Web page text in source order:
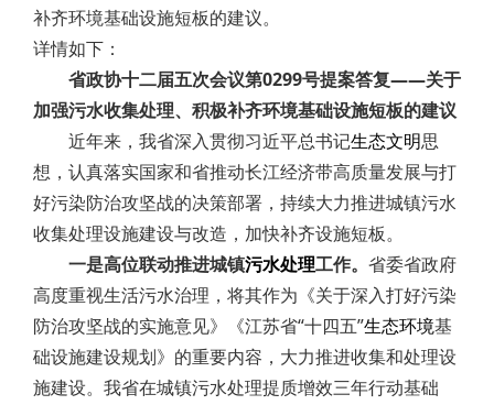
补齐环境基础设施短板的建议。
详情如下：
省政协十二届五次会议第0299号提案答复——关于
加强污水收集处理、积极补齐环境基础设施短板的建议
近年来，我省深入贯彻习近平总书记生态文明思
想，认真落实国家和省推动长江经济带高质量发展与打
好污染防治攻坚战的决策部署，持续大力推进城镇污水
收集处理设施建设与改造，加快补齐设施短板。
一是高位联动推进城镇污水处理工作。 省委省政府
高度重视生活污水治理，将其作为《关于深入打好污染
防治攻坚战的实施意见》《江苏省“十四五”生态环境基
础设施建设规划》的重要内容，大力推进收集和处理设
施建设。我省在城镇污水处理提质增效三年行动基础